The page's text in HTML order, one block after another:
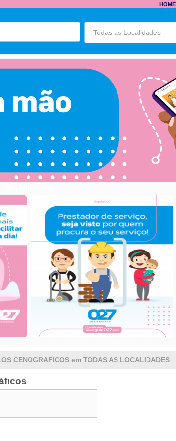
HOME
CENOGRAFICOS em TODAS AS LOCALIDADES